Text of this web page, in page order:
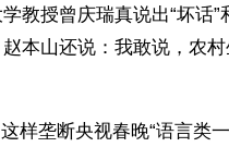
教授曾庆瑞真说出“坏话”
本山还说：我敢说，农
垄断央视春晚“语言类一